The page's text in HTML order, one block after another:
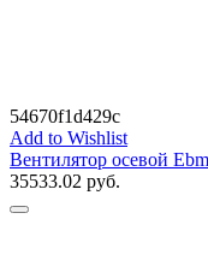
54670f1d429c
Add to Wishlist
Вентилятор осевой
35533.02 руб.